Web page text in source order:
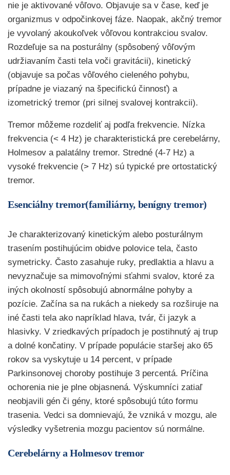
nie je aktivované vôľovo. Objavuje sa v čase, keď je
organizmus v odpočinkovej fáze. Naopak, akčný tremor
je vyvolaný akoukoľvek vôľovou kontrakciou svalov.
Rozdeľuje sa na posturálny (spôsobený vôľovým
udržiavaním časti tela voči gravitácii), kinetický
(objavuje sa počas vôľového cieleného pohybu,
prípadne je viazaný na špecifickú činnosť) a
izometrický tremor (pri silnej svalovej kontrakcii).
Tremor môžeme rozdeliť aj podľa frekvencie. Nízka
frekvencia (< 4 Hz) je charakteristická pre cerebelárny,
Holmesov a palatálny tremor. Stredné (4-7 Hz) a
vysoké frekvencie (> 7 Hz) sú typické pre ortostatický
tremor.
Esenciálny tremor(familiárny, benígny tremor)
Je charakterizovaný kinetickým alebo posturálnym
trasením postihujúcim obidve polovice tela, často
symetricky. Často zasahuje ruky, predlaktia a hlavu a
nevyznačuje sa mimovoľnými sťahmi svalov, ktoré za
iných okolností spôsobujú abnormálne pohyby a
pozície. Začína sa na rukách a niekedy sa rozširuje na
iné časti tela ako napríklad hlava, tvár, či jazyk a
hlasivky. V zriedkavých prípadoch je postihnutý aj trup
a dolné končatiny. V prípade populácie staršej ako 65
rokov sa vyskytuje u 14 percent, v prípade
Parkinsonovej choroby postihuje 3 percentá. Príčina
ochorenia nie je plne objasnená. Výskumníci zatiaľ
neobjavili gén či gény, ktoré spôsobujú túto formu
trasenia. Vedci sa domnievajú, že vzniká v mozgu, ale
výsledky vyšetrenia mozgu pacientov sú normálne.
Cerebelárny a Holmesov tremor